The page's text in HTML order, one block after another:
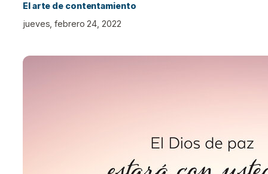
El arte de contentamiento
jueves, febrero 24, 2022